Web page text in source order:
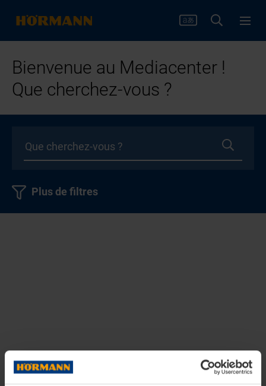
Bienvenue au Mediacenter !
Que cherchez-vous ?
Plus de filtres